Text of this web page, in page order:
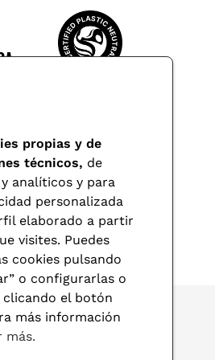
propias y de
técnicos, de
analíticos y para
personalizada
elaborado a partir
visites. Puedes
cookies pulsando
o configurarlas o
el botón
más información
más.